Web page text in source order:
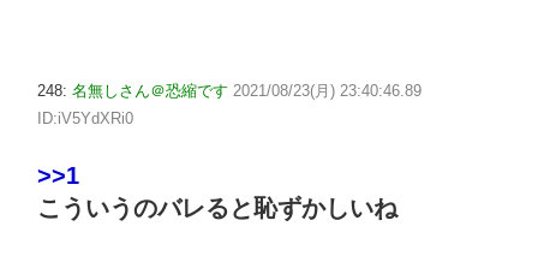
248: 名無しさん＠恐縮です 2021/08/23(月) 23:40:46.89
ID:iV5YdXRi0
>>1
こういうのバレると恥ずかしいね